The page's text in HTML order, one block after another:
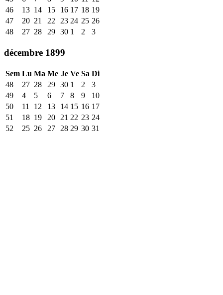
46
13 14 15 16 17 18 19
47
20 21 22 23 24 25 26
48
27 28 29 30 1 2 3
décembre 1899
Sem Lu Ma Me Je Ve Sa Di
48
27 28 29 30 1 2
3
49
4 5 6 7 8 9
10
50
11 12 13 14 15 16 17
51
18 19 20 21 22 23 24
52
25 26 27 28 29 30 31